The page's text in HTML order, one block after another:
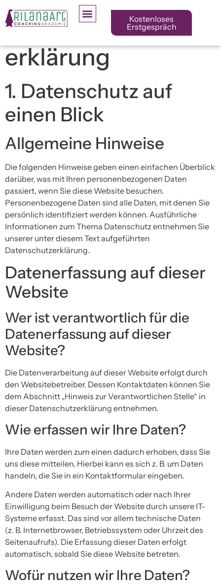
Kostenloses
Erstgespräch
Datenschutz­
erklärung
1. Datenschutz auf
einen Blick
Allgemeine Hinweise
Die folgenden Hinweise geben einen einfachen Überblick
darüber, was mit Ihren personenbezogenen Daten
passiert, wenn Sie diese Website besuchen.
Personenbezogene Daten sind alle Daten, mit denen Sie
persönlich identifiziert werden können. Ausführliche
Informationen zum Thema Datenschutz entnehmen Sie
unserer unter diesem Text aufgeführten
Datenschutzerklärung.
Datenerfassung auf dieser
Website
Wer ist verantwortlich für die
Datenerfassung auf dieser
Website?
Die Datenverarbeitung auf dieser Website erfolgt durch
den Websitebetreiber. Dessen Kontaktdaten können Sie
dem Abschnitt „Hinweis zur Verantwortlichen Stelle“ in
dieser Datenschutzerklärung entnehmen.
Wie erfassen wir Ihre Daten?
Ihre Daten werden zum einen dadurch erhoben, dass Sie
uns diese mitteilen. Hierbei kann es sich z. B. um Daten
handeln, die Sie in ein Kontaktformular eingeben.
Andere Daten werden automatisch oder nach Ihrer
Einwilligung beim Besuch der Website durch unsere IT-
Systeme erfasst. Das sind vor allem technische Daten
(z. B. Internetbrowser, Betriebssystem oder Uhrzeit des
Seitenaufrufs). Die Erfassung dieser Daten erfolgt
automatisch, sobald Sie diese Website betreten.
Wofür nutzen wir Ihre Daten?